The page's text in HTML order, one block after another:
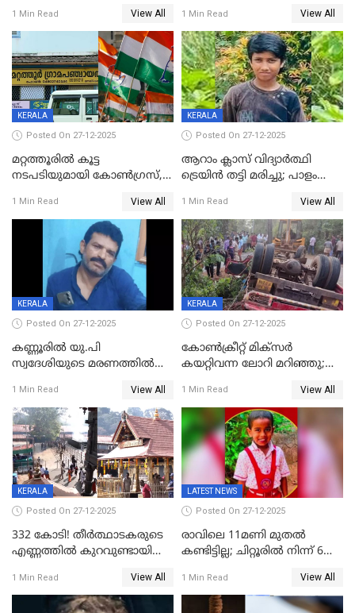
മാനസികപീഡനമെന്ന് കുറിപ്പ്
1 Min Read View All
സുഹൃത്തും പൊലീസ്
കസ്റ്റഡിയിൽ
1 Min Read View All
KERALA
Posted On 27-12-2025
മറ്റത്തൂരിൽ കൂട്ട
നടപടിയുമായി കോണ്‍ഗ്രസ്,
എട്ട് പേര്‍ ഉള്‍പ്പെടെ
പത്തുപേരെ പുറത്താക്കി,
ചൊവ്വന്നൂരിലും നടപടി
1 Min Read View All
KERALA
Posted On 27-12-2025
ആറാം ക്ലാസ് വിദ്യാർത്ഥി
ട്രെയിൻ തട്ടി മരിച്ചു; പാളം
അപകടം മലപ്പുറത്ത്
1 Min Read View All
KERALA
Posted On 27-12-2025
കണ്ണൂരിൽ യു.പി
സ്വദേശിയുടെ മരണത്തിൽ
കേസ്; തർക്കമുണ്ടായത്
ഫേഷ്യലിന് 300 രൂപ
ആവശ്യപ്പെട്ടതിനെച്ചൊല്ലി
1 Min Read View All
KERALA
Posted On 27-12-2025
കോണ്‍ക്രീറ്റ് മിക്‌സര്‍
കയറ്റിവന്ന ലോറി മറിഞ്ഞു;
അപകടം കണ്ണൂരിൽ
1 Min Read View All
KERALA
Posted On 27-12-2025
332 കോടി! തീർത്ഥാടകരുടെ
എണ്ണത്തിൽ കുറവുണ്ടായിട്ടും
കുതിച്ചുയരുന്നു
1 Min Read View All
LATEST NEWS
Posted On 27-12-2025
രാവിലെ 11മണി മുതൽ
കണ്ടിട്ടില്ല; ചിറ്റൂരിൽ നിന്ന് 6
1 Min Read View All